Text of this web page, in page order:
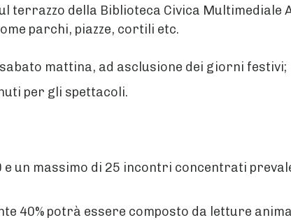
terrazzo della Biblioteca Civica Multimediale
parchi, piazze, cortili etc.
mattina, ad asclusione dei giorni festivi;
per gli spettacoli.
un massimo di 25 incontri concentrati
40% potrà essere composto da letture